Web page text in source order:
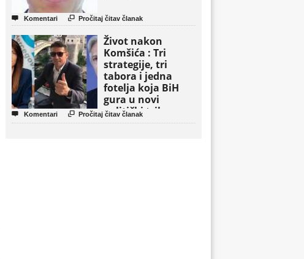
 Komentari  Pročitaj čitav članak
Život nakon
Komšića : Tri
strategije, tri
tabora i jedna
fotelja koja BiH
gura u novi
politički triler
 Komentari  Pročitaj čitav članak